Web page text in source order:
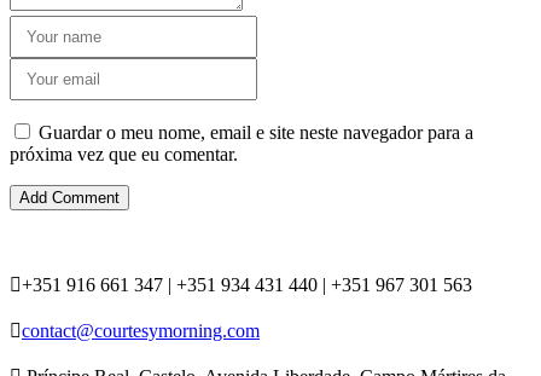
Guardar o meu nome, email e site neste navegador para a
próxima vez que eu comentar.
+351 916 661 347 | +351 934 431 440 | +351 967 301 563
contact@courtesymorning.com